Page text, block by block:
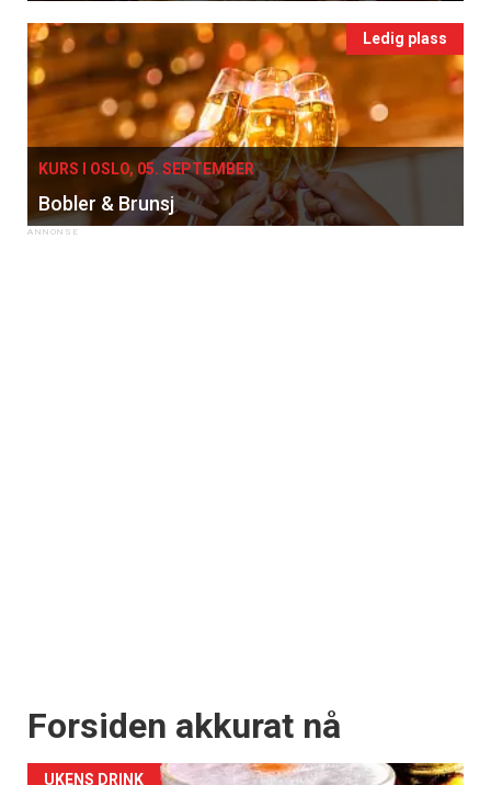
×
Få ukentlige nyhetsbrev fra
Ledig plass
KURS I OSLO, 05. SEPTEMBER
Bobler & Brunsj
Forsiden akkurat nå
UKENS DRINK